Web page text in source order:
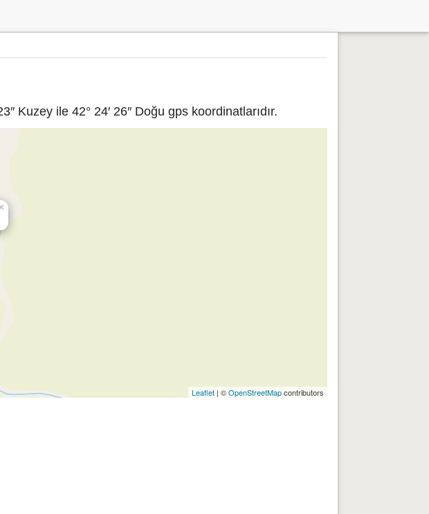
Kuzey ile 42° 24′ 26″ Doğu gps koordinatlarıdır.
Leaflet | ©OpenStreetMapcontributors